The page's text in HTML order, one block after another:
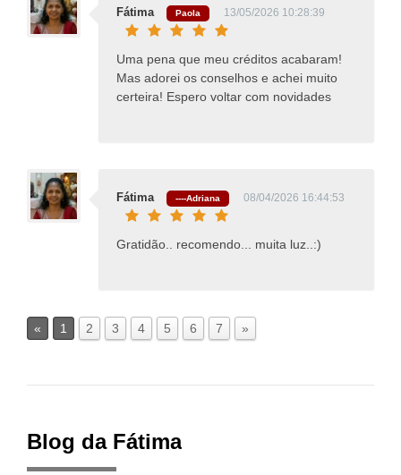
Fátima Paola 13/05/2026 10:28:39
Uma pena que meu créditos acabaram!
Mas adorei os conselhos e achei muito
certeira! Espero voltar com novidades
Fátima ----Adriana 08/04/2026 16:44:53
Gratidão.. recomendo... muita luz..:)
« 1 2 3 4 5 6 7 »
Blog da Fátima